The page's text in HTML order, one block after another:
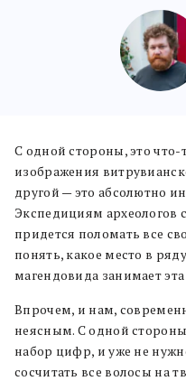
С одной стороны, это что-
изображения
другой — это абсолютно
Экспедициям археологов
придется поломать все
понять, какое место в
магендовида занимает
Впрочем, и нам,
неясным. С одной
набор цифр, и уже не
сосчитать все волосы на